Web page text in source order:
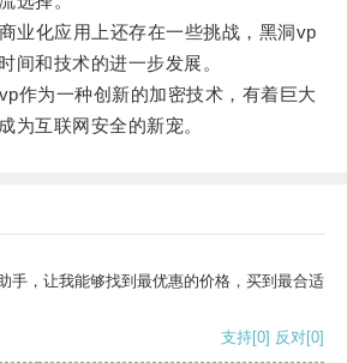
化应用上还存在一些挑战，黑洞vp
间和技术的进一步发展。
为一种创新的加密技术，有着巨大
为互联网安全的新宠。
手，让我能够找到最优惠的价格，买到最合适
支持[0] 反对[0]